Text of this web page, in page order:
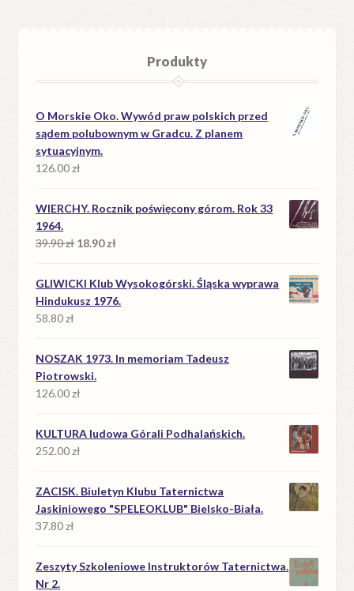
Produkty
O Morskie Oko. Wywód praw polskich przed
sądem polubownym w Gradcu. Z planem
sytuacyjnym.
126.00zł
WIERCHY. Rocznik poświęcony górom. Rok 33
1964.
39.90zł Pierwotna
wynosiła:
39.90 zł.
18.90złAktualna
wynosi:
18.90 zł.
GLIWICKI Klub Wysokogórski. Śląska wyprawa
Hindukusz 1976.
58.80zł
NOSZAK 1973. In memoriam Tadeusz
Piotrowski.
126.00zł
KULTURA ludowa Górali Podhalańskich.
252.00zł
ZACISK. Biuletyn Klubu Taternictwa
Jaskiniowego "SPELEOKLUB" Bielsko-Biała.
37.80zł
Zeszyty Szkoleniowe Instruktorów Taternictwa.
Nr 2.